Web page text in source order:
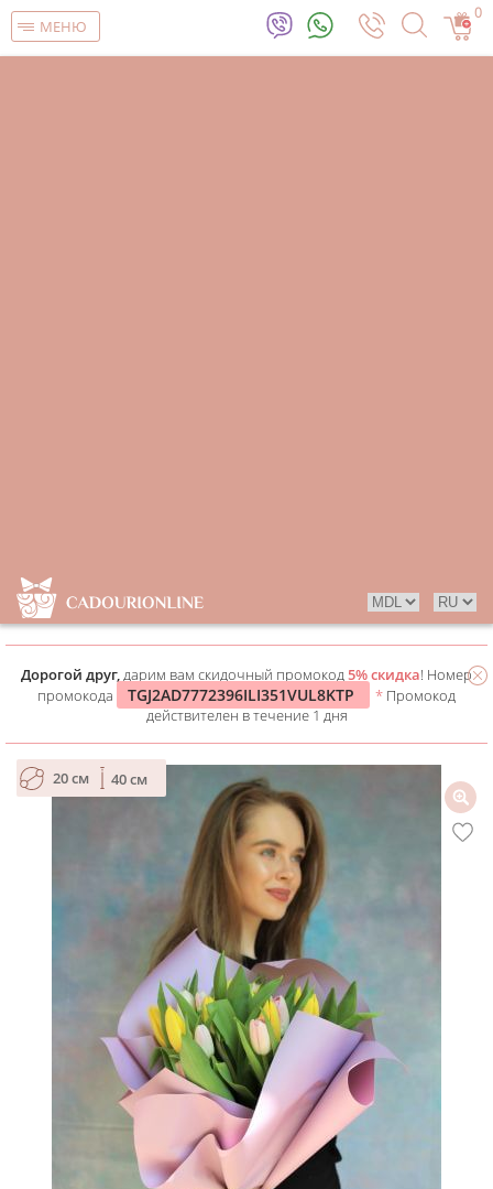
МЕНЮ
0
Дорогой друг,дарим вам скидочный промокод5% скидка! Номер
промокода
TGJ2AD7772396ILI351VUL8KTP * Промокод
действителен в течение 1 дня
20 см 40 см